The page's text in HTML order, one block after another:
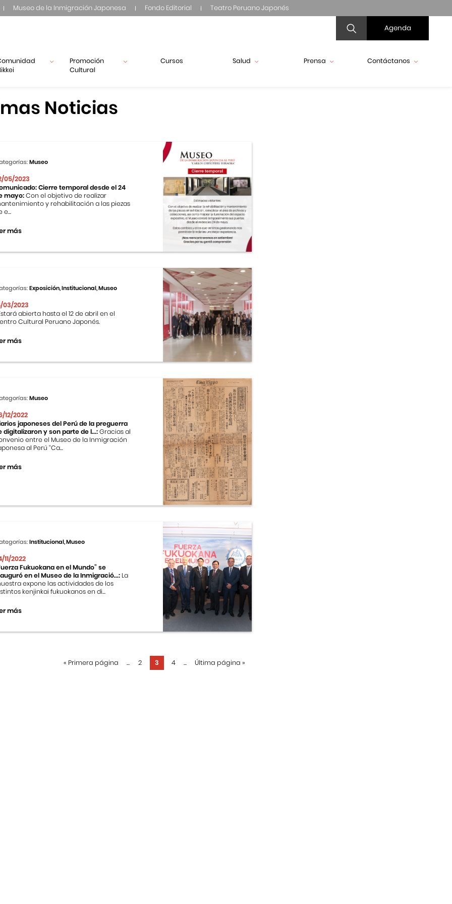
Museo de la Inmigración Japonesa Fondo Editorial Teatro Peruano Japonés
Agenda
Promoción
Cultural
Cursos Salud Prensa Contáctanos
Noticias
Museo
05/2023
Cierre temporal desde el 24
mayo:Con el objetivo de realizar
y rehabilitación a las piezas
e...
más
Exposición, Institucional, Museo
03/2023
abierta hasta el 12 de abril en el
Cultural Peruano Japonés.
más
Museo
12/2022
japoneses del Perú de la preguerra
digitalizaron y son parte de l...:Gracias al
entre el Museo de la Inmigración
al Perú “Ca...
más
Institucional, Museo
11/2022
Fukuokana en el Mundo” se
en el Museo de la Inmigració...: La
expone las actividades de los
kenjinkai fukuokanos en di...
más
« Primera página ... 2 3 4 ... Última página »